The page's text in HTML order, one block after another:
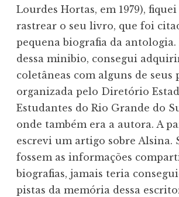
Lourdes Hortas, em 1979),
rastrear o seu livro, que foi
pequena biografia da antologia.
dessa minibio, consegui
coletâneas com alguns de seus
organizada pelo Diretório
Estudantes do Rio Grande do
onde também era a autora. A
escrevi um artigo sobre Alsina.
fossem as informações
biografias, jamais teria
pistas da memória dessa